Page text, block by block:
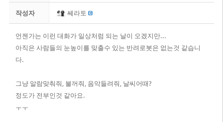
작성자 쎄라토
언젠가는 이런 대화가 일상처럼 되는 날이 오겠지만...
아직은 사람들의 눈높이를 맞출수 있는 반려로봇은 없는것 같습니
다.
그냥 알람맞춰줘, 불꺼줘, 음악들려줘, 날씨어때?
정도가 전부인것 같아요.
ㅜㅜ